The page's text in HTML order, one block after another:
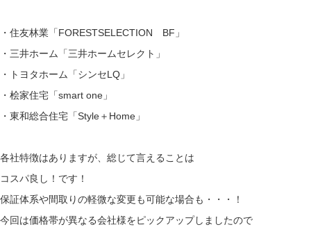
・住友林業「FORESTSELECTION BF 」
・三井ホーム「三井ホームセレクト 」
・トヨタホーム「シンセLQ 」
・桧家住宅「smart one 」
・東和総合住宅「Style＋Home 」
各社特徴はありますが、総じて言えることは
コスパ良し！です！
保証体系や間取りの軽微な変更も可能な場合も・・・！
今回は価格帯が異なる会社様をピックアップしましたので